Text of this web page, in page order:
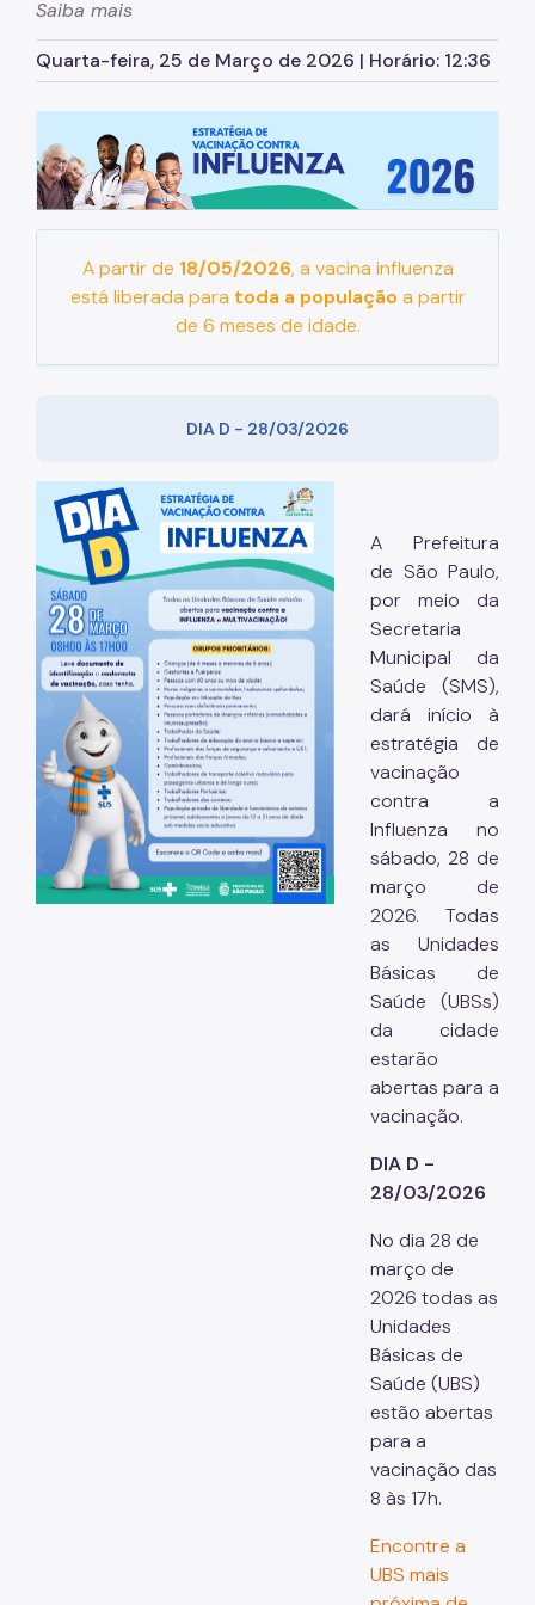
Assessoria de Comunicação - Ascom
Assessoria de Planejamento – Asplan
Atenção Básica
Atenção Especializada
Atenção Hospitalar
Atenção Integral às Pessoas em Situação de
Acumulação
Conselho Municipal de Saúde
Coordenadoria de Controle Interno
Coordenadoria de Informação em Saúde
Infecções Sexualmente Transmissíveis - IST/AIDS
Epidemiologia e Informação - CEInfo
Escola Municipal de Saúde - EMS
Gestão de Pessoas
Gestão Participativa
Hospital do Servidor Público Municipal
Judicialização da Saúde
Tecnologia da Informação e Comunicação
Saiba mais
Quarta-feira, 25 de Março de 2026 | Horário: 12:36
A partir de 18/05/2026, a vacina influenza
está liberada para toda a população a partir
de 6 meses de idade.
DIA D - 28/03/2026
A Prefeitura
de São Paulo,
por meio da
Secretaria
Municipal da
Saúde (SMS),
dará início à
estratégia de
vacinação
contra a
Influenza no
sábado, 28 de
março de
2026. Todas
as Unidades
Básicas de
Saúde (UBSs)
da cidade
estarão
abertas para a
vacinação.
DIA D -
28/03/2026
No dia 28 de
março de
2026 todas as
Unidades
Básicas de
Saúde (UBS)
estão abertas
para a
vacinação das
8 às 17h.
Encontre a
UBS mais